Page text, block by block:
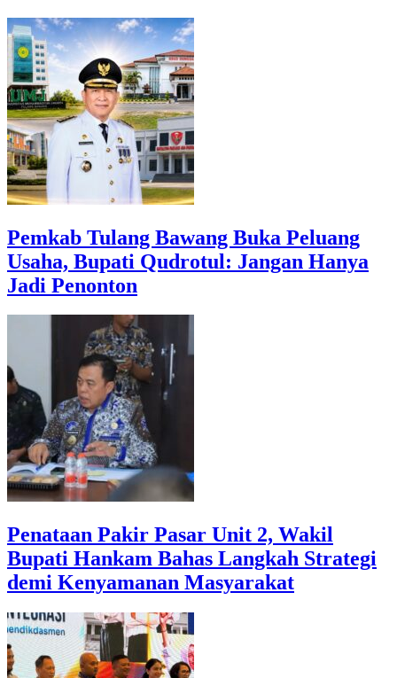
Pemkab Tulang Bawang Buka Peluang
Usaha, Bupati Qudrotul: Jangan Hanya
Jadi Penonton
Penataan Pakir Pasar Unit 2, Wakil
Bupati Hankam Bahas Langkah Strategi
demi Kenyamanan Masyarakat